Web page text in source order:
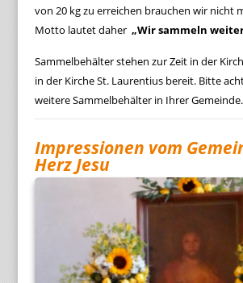
von 20 kg zu erreichen brauchen wir nicht
Motto lautet daher „Wir sammeln
Sammelbehälter stehen zur Zeit in der
in der Kirche St. Laurentius bereit. Bitte
weitere Sammelbehälter in Ihrer
Impressionen vom
Herz Jesu